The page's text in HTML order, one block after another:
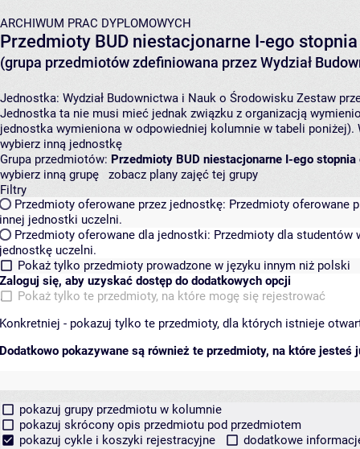
ARCHIWUM PRAC DYPLOMOWYCH
Przedmioty BUD niestacjonarne I-ego
(grupa przedmiotów zdefiniowana przez Wydział
Jednostka: Wydział Budownictwa i Nauk o Środowisku Zestaw
Jednostka ta nie musi mieć jednak związku z organizacją
jednostka wymieniona w odpowiedniej kolumnie w tabeli
wybierz inną jednostkę
Grupa przedmiotów: Przedmioty BUD niestacjonarne I-ego
wybierz inną grupę
zobacz plany zajęć tej grupy
Filtry
Przedmioty oferowane przez jednostkę: Przedmioty oferowane
innej jednostki uczelni.
Przedmioty oferowane dla jednostki: Przedmioty dla studentów
jednostkę uczelni.
Pokaż tylko przedmioty prowadzone w języku innym niż polski
Zaloguj się, aby uzyskać dostęp do dodatkowych opcji
Pokaż tylko te przedmioty, na które mogę się rejestrować
Konkretniej - pokazuj tylko te przedmioty, dla których istnieje
Dodatkowo pokazywane są również te przedmioty, na które jesteś
pokazuj grupy przedmiotu w kolumnie
pokazuj skrócony opis przedmiotu pod przedmiotem
pokazuj cykle i koszyki rejestracyjne
dodatkowe